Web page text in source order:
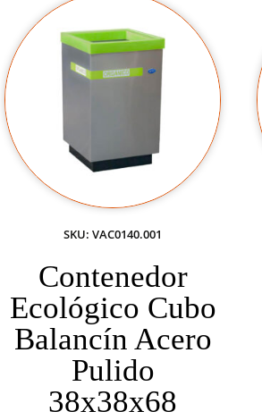
SKU: VAC0140.001
Contenedor
Ecológico Cubo
Balancín Acero
Pulido
38x38x68